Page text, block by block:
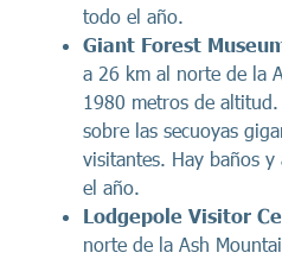
todo el año.
Giant Forest
a 26 km al norte de la
1980 metros de
sobre las secuoyas
visitantes. Hay baños
el año.
Lodgepole Visitor
norte de la Ash